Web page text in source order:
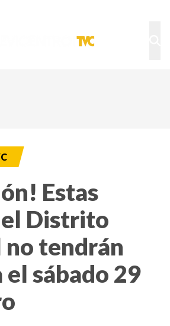
Estas
Distrito
tendrán
sábado 29